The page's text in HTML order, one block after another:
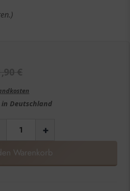
in Deutschland
+
Warenkorb